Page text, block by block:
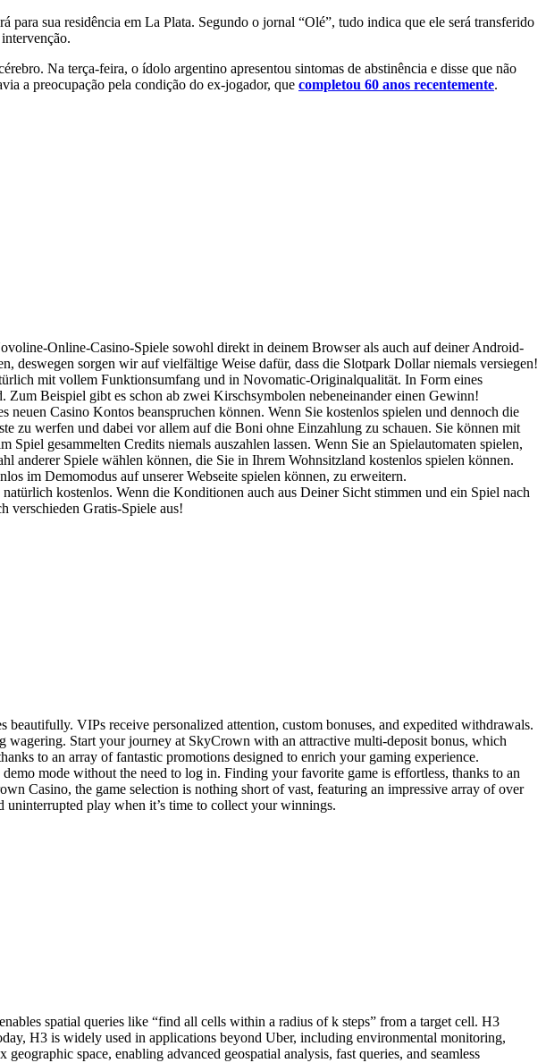
para sua residência em La Plata. Segundo o jornal “Olé”, tudo indica que ele será transferido
Na terça-feira, o ídolo argentino apresentou sintomas de abstinência e disse que não
a preocupação pela condição do ex-jogador, que completou 60 anos recentemente.
Online-Casino-Spiele sowohl direkt in deinem Browser als auch auf deiner Android-
sorgen wir auf vielfältige Weise dafür, dass die Slotpark Dollar niemals versiegen!
mit vollem Funktionsumfang und in Novomatic-Originalqualität. In Form eines
Beispiel gibt es schon ab zwei Kirschsymbolen nebeneinander einen Gewinn!
Casino Kontos beanspruchen können. Wenn Sie kostenlos spielen und dennoch die
zu werfen und dabei vor allem auf die Boni ohne Einzahlung zu schauen. Sie können mit
gesammelten Credits niemals auszahlen lassen. Wenn Sie an Spielautomaten spielen,
anderer Spiele wählen können, die Sie in Ihrem Wohnsitzland kostenlos spielen können.
im Demomodus auf unserer Webseite spielen können, zu erweitern.
kostenlos. Wenn die Konditionen auch aus Deiner Sicht stimmen und ein Spiel nach
verschieden Gratis-Spiele aus!
VIPs receive personalized attention, custom bonuses, and expedited withdrawals.
Start your journey at SkyCrown with an attractive multi-deposit bonus, which
to an array of fantastic promotions designed to enrich your gaming experience.
mode without the need to log in. Finding your favorite game is effortless, thanks to an
Casino, the game selection is nothing short of vast, featuring an impressive array of over
uninterrupted play when it’s time to collect your winnings.
spatial queries like “find all cells within a radius of k steps” from a target cell. H3
H3 is widely used in applications beyond Uber, including environmental monitoring,
space, enabling advanced geospatial analysis, fast queries, and seamless